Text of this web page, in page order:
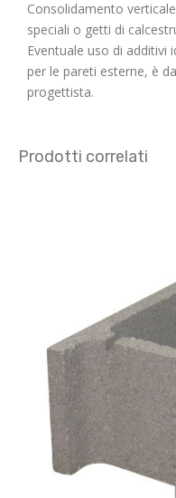
Consolidamento
speciali o getti di
Eventuale uso di additivi
per le pareti esterne, è
progettista.
Prodotti correlati